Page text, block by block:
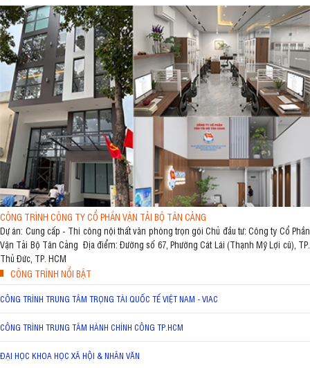
CÔNG TRÌNH CÔNG TY CỔ PHẦN VẬN TẢI BỘ TÂN CẢNG
Dự án: Cung cấp - Thi công nội thất văn phòng trọn gói Chủ đầu tư: Công ty Cổ Phần
Vận Tải Bộ Tân Cảng Địa điểm: Đường số 67, Phường Cát Lái (Thạnh Mỹ Lợi cũ), TP.
Thủ Đức, TP. HCM
CÔNG TRÌNH NỔI BẬT
CÔNG TRÌNH TRUNG TÂM TRỌNG TÀI QUỐC TẾ VIỆT NAM - VIAC
CÔNG TRÌNH TRUNG TÂM HÀNH CHÍNH CÔNG TP.HCM
ĐẠI HỌC KHOA HỌC XÃ HỘI & NHÂN VĂN